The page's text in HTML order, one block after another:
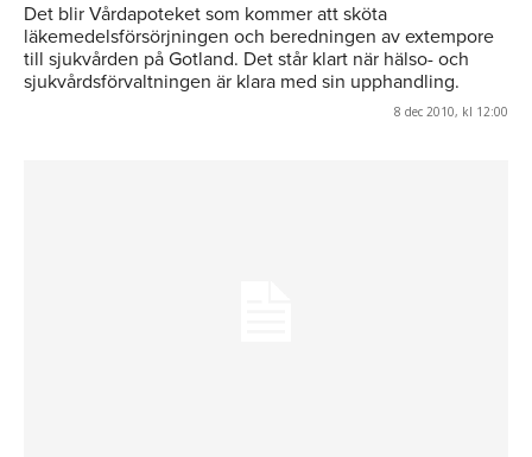
Det blir Vårdapoteket som kommer att sköta
läkemedelsförsörjningen och beredningen av extempore
till sjukvården på Gotland. Det står klart när hälso- och
sjukvårdsförvaltningen är klara med sin upphandling.
8 dec 2010, kl 12:00